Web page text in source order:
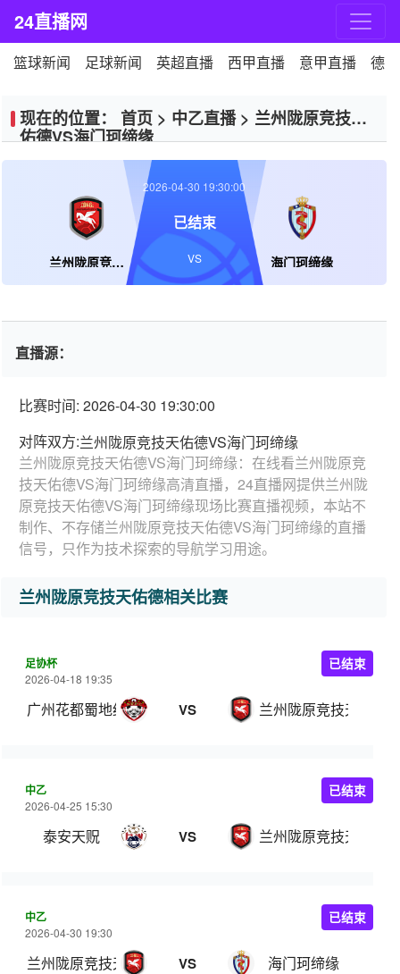
24直播网
篮球新闻 足球新闻 英超直播 西甲直播 意甲直播 德
现在的位置： 首页 > 中乙直播> 兰州陇原竞技天
佑德VS海门珂缔缘
兰州陇原竞技天佑德 海门珂缔缘
2026-04-30 19:30:00
已结束
VS
直播源：
比赛时间: 2026-04-30 19:30:00
对阵双方:兰州陇原竞技天佑德VS海门珂缔缘
兰州陇原竞技天佑德VS海门珂缔缘：在线看兰州陇原竞
技天佑德VS海门珂缔缘高清直播，24直播网提供兰州陇
原竞技天佑德VS海门珂缔缘现场比赛直播视频，本站不
制作、不存储兰州陇原竞技天佑德VS海门珂缔缘的直播
信号，只作为技术探索的导航学习用途。
兰州陇原竞技天佑德相关比赛
足协杯
2026-04-18 19:35
广州花都蜀地红 VS 兰州陇原竞技天佑德
已结束
中乙
2026-04-25 15:30
泰安天贶 VS 兰州陇原竞技天佑德
已结束
中乙
2026-04-30 19:30
兰州陇原竞技天佑德 VS 海门珂缔缘
已结束